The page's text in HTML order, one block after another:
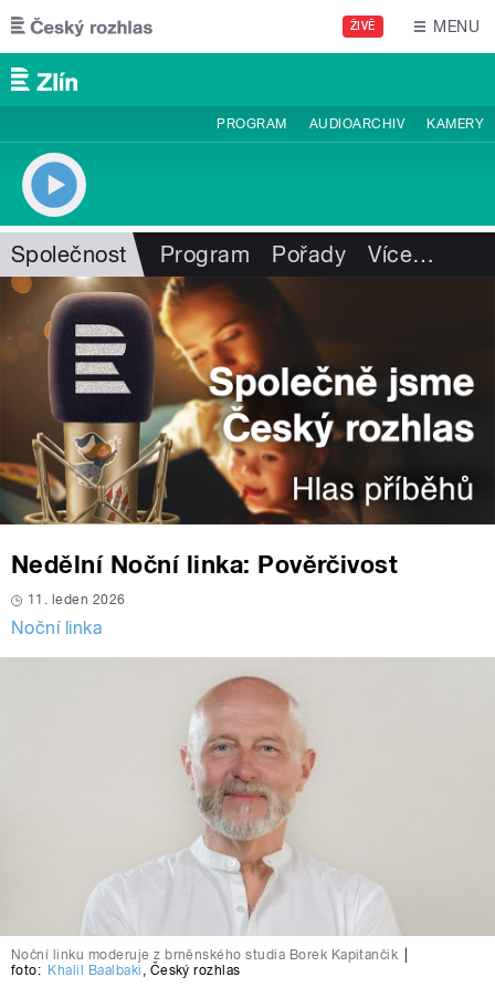
Přejít k hlavnímu obsahu
ŽIVĚ MENU
PROGRAM AUDIOARCHIV KAMERY
Společnost Program Pořady Více…
Nedělní Noční linka: Pověrčivost
11. leden 2026
Noční linka
Noční linku moderuje z brněnského studia Borek Kapitančik
foto: Khalil Baalbaki , Český rozhlas